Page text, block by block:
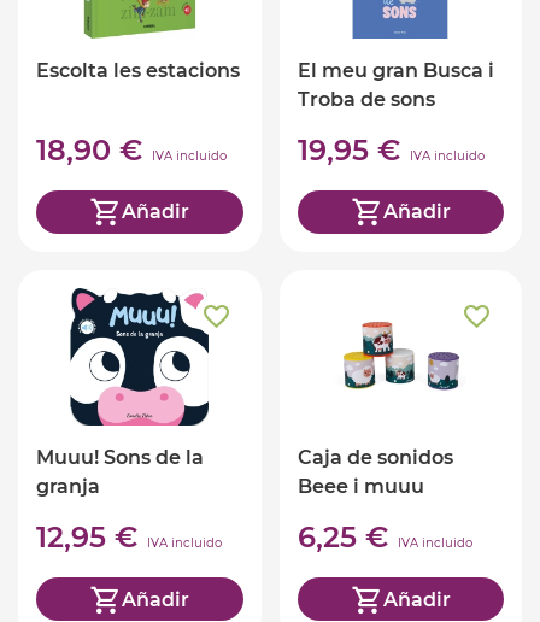
Escolta les estacions
18,90 € IVA incluido
Añadir
El meu gran Busca i
Troba de sons
19,95 € IVA incluido
Añadir
Muuu! Sons de la
granja
12,95 € IVA incluido
Añadir
Caja de sonidos
Beee i muuu
6,25 € IVA incluido
Añadir